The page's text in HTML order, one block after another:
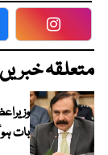
متعلقہ خبریں
بات